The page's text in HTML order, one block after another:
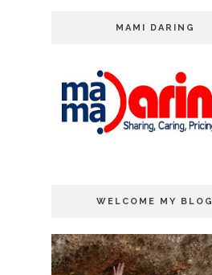
MAMI DARING
WELCOME MY BLOG